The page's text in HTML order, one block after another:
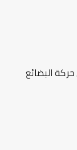
حركة البضائع